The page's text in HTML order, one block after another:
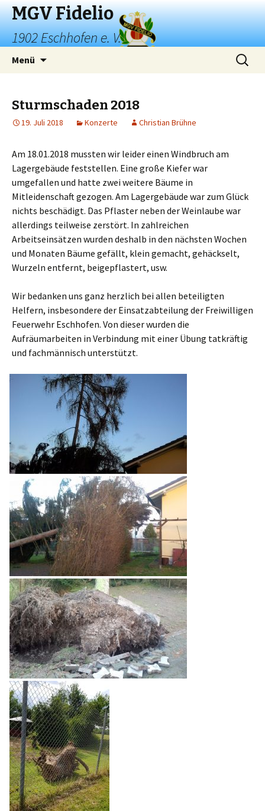
MGV Fidelio
1902 Eschhofen e. V.
Menü
Suchen
nach:
Sturmschaden 2018
19. Juli 2018 Konzerte Christian Brühne
Am 18.01.2018 mussten wir leider einen Windbruch am
Lagergebäude feststellen. Eine große Kiefer war
umgefallen und hatte zwei weitere Bäume in
Mitleidenschaft gezogen. Am Lagergebäude war zum Glück
nichts beschädigt. Das Pflaster neben der Weinlaube war
allerdings teilweise zerstört. In zahlreichen
Arbeitseinsätzen wurden deshalb in den nächsten Wochen
und Monaten Bäume gefällt, klein gemacht, gehäckselt,
Wurzeln entfernt, beigepflastert, usw.
Wir bedanken uns ganz herzlich bei allen beteiligten
Helfern, insbesondere der Einsatzabteilung der Freiwilligen
Feuerwehr Eschhofen. Von dieser wurden die
Aufräumarbeiten in Verbindung mit einer Übung tatkräftig
und fachmännisch unterstützt.